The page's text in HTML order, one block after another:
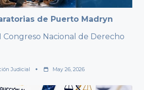
de Puerto Madryn
Congreso Nacional de Derecho
Judicial May 26, 2026